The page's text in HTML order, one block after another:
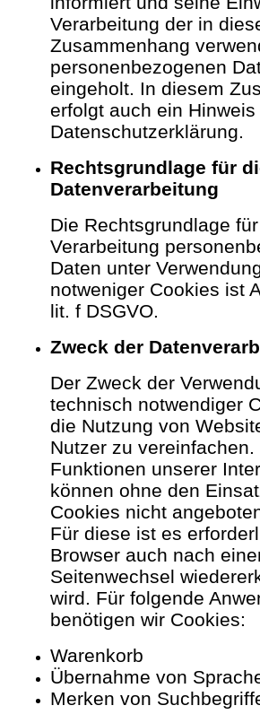
Verarbeitung der in
Zusammenhang
personenbezogenen
eingeholt. In diesem
erfolgt auch ein
Datenschutzerklärung.
Rechtsgrundlage für
Datenverarbeitung
Die Rechtsgrundlage
Verarbeitung
Daten unter
notweniger Cookies ist
lit. f DSGVO.
Zweck der
Der Zweck der
technisch notwendiger
die Nutzung von
Nutzer zu vereinfachen.
Funktionen unserer
können ohne den
Cookies nicht
Für diese ist es
Browser auch nach
Seitenwechsel
wird. Für folgende
benötigen wir Cookies:
Warenkorb
Übernahme von
Merken von